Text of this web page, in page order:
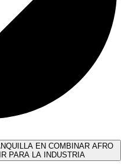
EN COMBINAR AFRO
PARA LA INDUSTRIA